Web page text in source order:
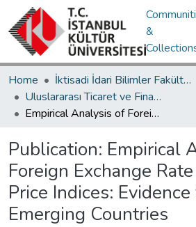
&
Home
İktisadi İdari Bilimler Fakültesi / Faculty of Economics and Administrative Sciences
Uluslararası Ticaret ve Finansman Bölümü / Department of International Trade and Finance
Empirical Analysis of Foreign Exchange Rate and Stock Price Indices: Evidence from Emerging Countries
Publication: Empirical
Foreign Exchange
Price Indices:
Emerging Countries